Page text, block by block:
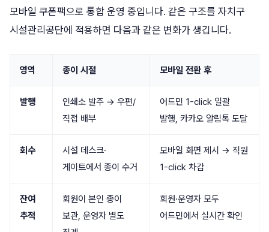
모바일 쿠폰팩으로 통합 운영 중입니다. 같은 구조를 자치구
시설관리공단에 적용하면 다음과 같은 변화가 생깁니다.
영역 종이 시절 모바일 전환 후
발행
인쇄소 발주 → 우편/
직접 배부
어드민 1-click 일괄
발행, 카카오 알림톡 도달
회수
시설 데스크·
게이트에서 종이 수거
모바일 화면 제시 → 직원
1-click 차감
잔여
추적
회원이 본인 종이
보관, 운영자 별도
회원·운영자 모두
어드민에서 실시간 확인